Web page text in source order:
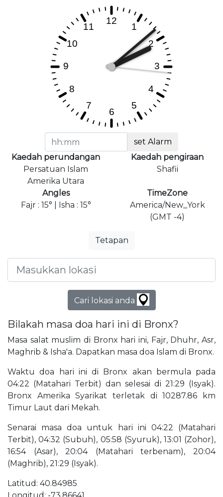
set Alarm
Kaedah perundangan
Persatuan Islam
Amerika Utara
Kaedah pengiraan
Shafii
Angles
Fajr : 15° | Isha : 15°
TimeZone
America/New_York
(GMT -4)
Tetapan
Cari lokasi anda
Bilakah masa doa hari ini di Bronx?
Masa salat muslim di Bronx hari ini, Fajr, Dhuhr, Asr,
Maghrib & Isha'a. Dapatkan masa doa Islam di Bronx.
Waktu doa hari ini di Bronx akan bermula pada
04:22 (Matahari Terbit) dan selesai di 21:29 (Isyak).
Bronx Amerika Syarikat terletak di 10287.86 km
Timur Laut dari Mekah.
Senarai masa doa untuk hari ini 04:22 (Matahari
Terbit), 04:32 (Subuh), 05:58 (Syuruk), 13:01 (Zohor),
16:54 (Asar), 20:04 (Matahari terbenam), 20:04
(Maghrib), 21:29 (Isyak).
Latitud: 40.84985